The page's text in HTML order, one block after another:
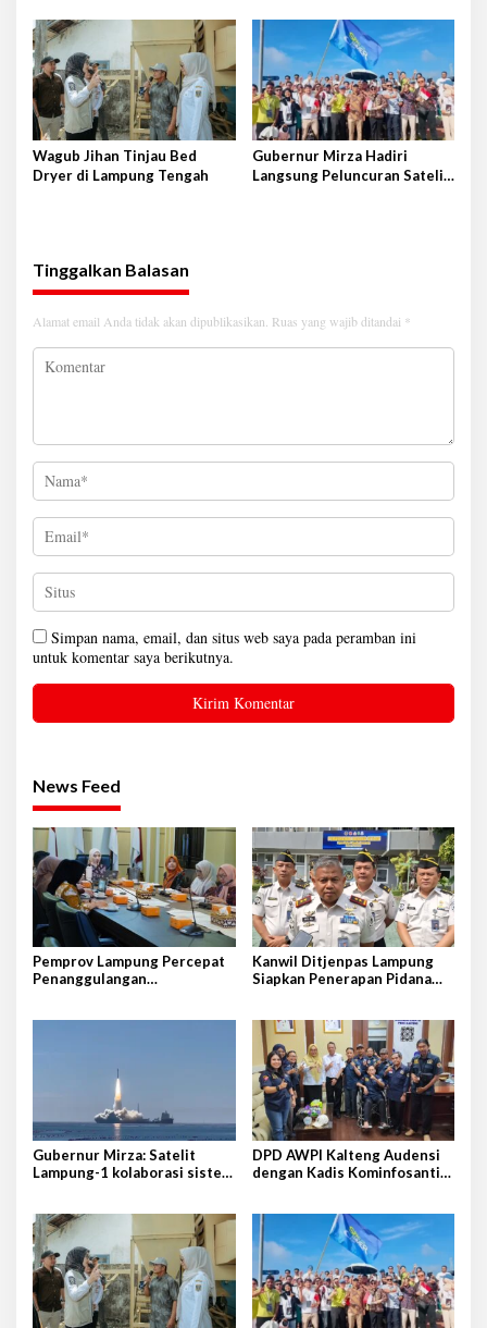
Rencana Kongnas II AWPI se-
Indonesia
Wagub Jihan Tinjau Bed
Dryer di Lampung Tengah
Gubernur Mirza Hadiri
Langsung Peluncuran Satelit
Tinggalkan Balasan
Alamat email Anda tidak akan dipublikasikan. Ruas yang wajib ditandai *
Simpan nama, email, dan situs web saya pada peramban ini
untuk komentar saya berikutnya.
News Feed
Pemprov Lampung Percepat
Penanggulangan
Kanwil Ditjenpas Lampung
Siapkan Penerapan Pidana
Gubernur Mirza: Satelit
Lampung-1 kolaborasi sister
DPD AWPI Kalteng Audensi
dengan Kadis Kominfosantik
Indonesia